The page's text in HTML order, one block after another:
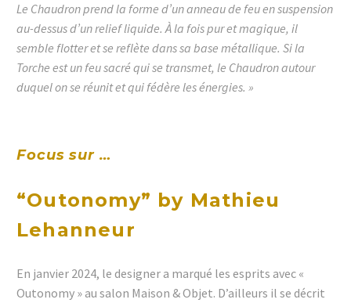
Le Chaudron prend la forme d’un anneau de feu en suspension
au-dessus d’un relief liquide. À la fois pur et magique, il
semble flotter et se reflète dans sa base métallique. Si la
Torche est un feu sacré qui se transmet, le Chaudron autour
duquel on se réunit et qui fédère les énergies. »
Focus sur …
“Outonomy” by Mathieu
Lehanneur
En janvier 2024, le designer a marqué les esprits avec «
Outonomy » au salon Maison & Objet. D’ailleurs il se décrit